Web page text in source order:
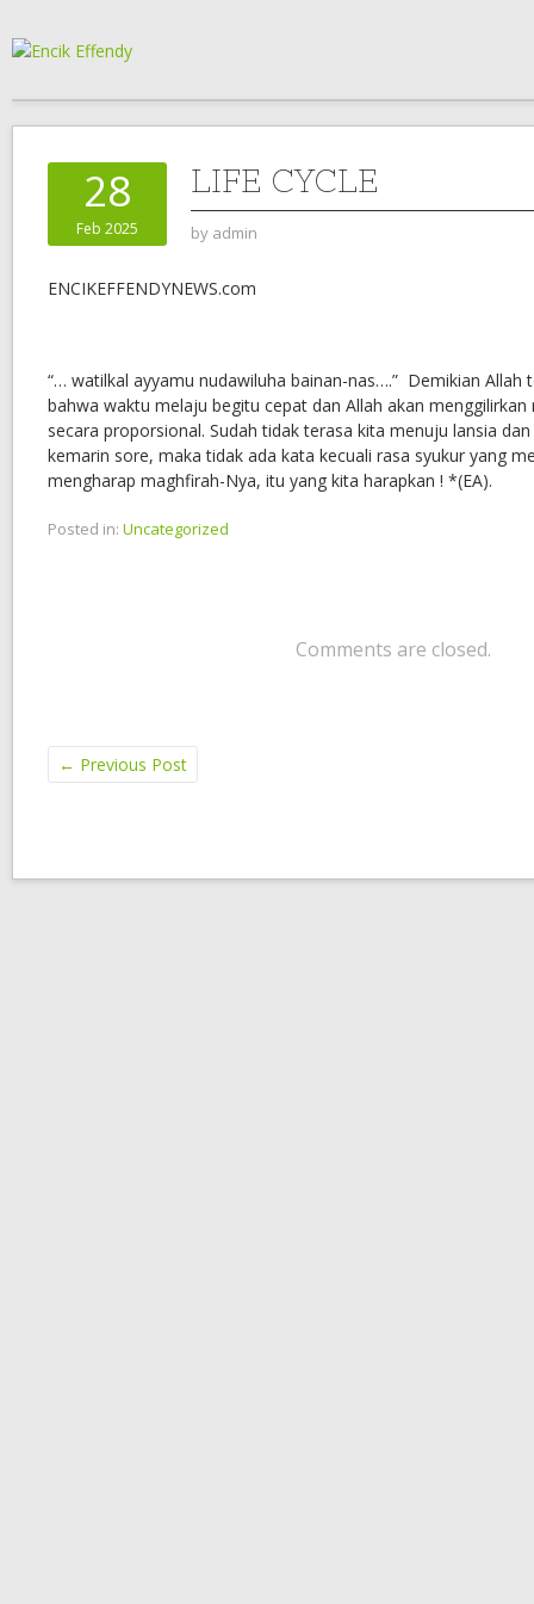
28
Feb 2025
LIFE CYCLE
by admin
ENCIKEFFENDYNEWS.com
“… watilkal ayyamu nudawiluha bainan-nas….” Demikian Allah
bahwa waktu melaju begitu cepat dan Allah akan menggilirkan
secara proporsional. Sudah tidak terasa kita menuju lansia
kemarin sore, maka tidak ada kata kecuali rasa syukur yang
mengharap maghfirah-Nya, itu yang kita harapkan ! *(EA).
Posted in: Uncategorized
Comments are closed.
← Previous Post